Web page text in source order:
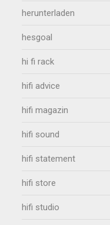
herunterladen
hesgoal
hi fi rack
hifi advice
hifi magazin
hifi sound
hifi statement
hifi store
hifi studio